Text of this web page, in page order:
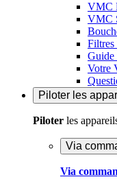
VMC
VMC
Guide
Votre
Piloter les
Piloter les
Via
Via